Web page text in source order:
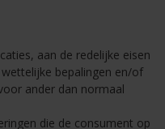
aan de redelijke eisen
bepalingen en/of
ander dan normaal
die de consument op